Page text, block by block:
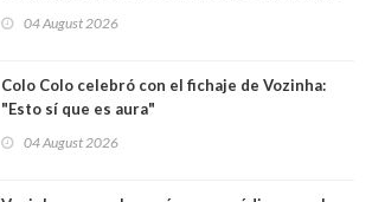
04 August 2026
Colo Colo celebró con el fichaje de Vozinha:
"Esto sí que es aura"
04 August 2026